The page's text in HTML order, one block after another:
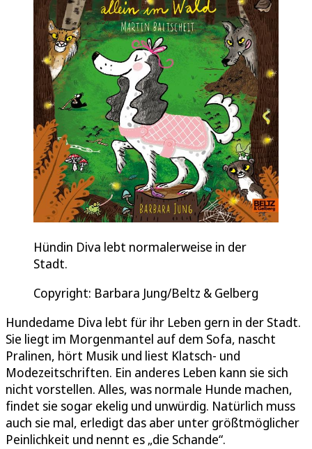
Hündin Diva lebt normalerweise in der
Stadt.
Copyright: Barbara Jung/Beltz & Gelberg
Hundedame Diva lebt für ihr Leben gern in der Stadt.
Sie liegt im Morgenmantel auf dem Sofa, nascht
Pralinen, hört Musik und liest Klatsch- und
Modezeitschriften. Ein anderes Leben kann sie sich
nicht vorstellen. Alles, was normale Hunde machen,
findet sie sogar ekelig und unwürdig. Natürlich muss
auch sie mal, erledigt das aber unter größtmöglicher
Peinlichkeit und nennt es „die Schande“.